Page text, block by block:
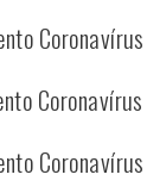
Coronavírus
Coronavírus
Coronavírus